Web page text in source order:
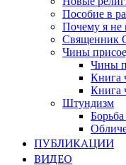
Пособие в
Почему я не
Священник
Чины
Чины
Книга
Книга
Штундизм
ПУБЛИКАЦИИ
ВИДЕО